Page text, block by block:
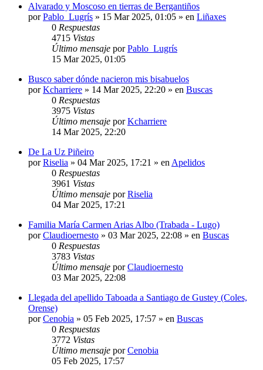
Alvarado y Moscoso en tierras de Bergantiños
porPablo_Lugrís » 15 Mar 2025, 01:05 » en Liñaxes
0 Respuestas
4715 Vistas
Último mensaje porPablo_Lugrís
15 Mar 2025, 01:05
Busco saber dónde nacieron mis bisabuelos
porKcharriere » 14 Mar 2025, 22:20 » en Buscas
0 Respuestas
3975 Vistas
Último mensaje porKcharriere
14 Mar 2025, 22:20
De La Uz Piñeiro
porRiselia » 04 Mar 2025, 17:21 » en Apelidos
0 Respuestas
3961 Vistas
Último mensaje porRiselia
04 Mar 2025, 17:21
Familia María Carmen Arias Albo (Trabada - Lugo)
porClaudioernesto » 03 Mar 2025, 22:08 » en Buscas
0 Respuestas
3783 Vistas
Último mensaje porClaudioernesto
03 Mar 2025, 22:08
Llegada del apellido Taboada a Santiago de Gustey (Coles,
Orense)
porCenobia » 05 Feb 2025, 17:57 » en Buscas
0 Respuestas
3772 Vistas
Último mensaje porCenobia
05 Feb 2025, 17:57